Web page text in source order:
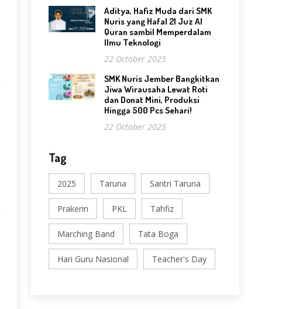
Aditya, Hafiz Muda dari SMK
Nuris yang Hafal 21 Juz Al
Quran sambil Memperdalam
Ilmu Teknologi
22 October 2025
SMK Nuris Jember Bangkitkan
Jiwa Wirausaha Lewat Roti
dan Donat Mini, Produksi
Hingga 500 Pcs Sehari!
22 October 2025
Tag
2025 Taruna Santri Taruna
Prakerin PKL Tahfiz
Marching Band Tata Boga
Hari Guru Nasional Teacher's Day